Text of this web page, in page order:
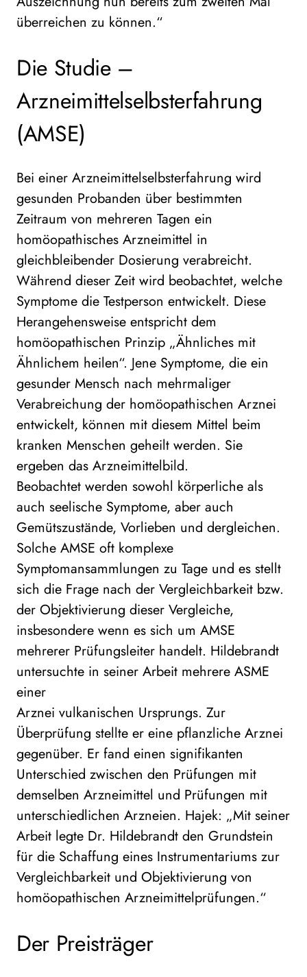
überreichen zu können.“
Die Studie –
Arzneimittelselbsterfahrung
(AMSE)
Bei einer Arzneimittelselbsterfahrung wird
gesunden Probanden über bestimmten
Zeitraum von mehreren Tagen ein
homöopathisches Arzneimittel in
gleichbleibender Dosierung verabreicht.
Während dieser Zeit wird beobachtet, welche
Symptome die Testperson entwickelt. Diese
Herangehensweise entspricht dem
homöopathischen Prinzip „Ähnliches mit
Ähnlichem heilen“. Jene Symptome, die ein
gesunder Mensch nach mehrmaliger
Verabreichung der homöopathischen Arznei
entwickelt, können mit diesem Mittel beim
kranken Menschen geheilt werden. Sie
ergeben das Arzneimittelbild.
Beobachtet werden sowohl körperliche als
auch seelische Symptome, aber auch
Gemütszustände, Vorlieben und dergleichen.
Solche AMSE oft komplexe
Symptomansammlungen zu Tage und es stellt
sich die Frage nach der Vergleichbarkeit bzw.
der Objektivierung dieser Vergleiche,
insbesondere wenn es sich um AMSE
mehrerer Prüfungsleiter handelt. Hildebrandt
untersuchte in seiner Arbeit mehrere ASME
einer
Arznei vulkanischen Ursprungs. Zur
Überprüfung stellte er eine pflanzliche Arznei
gegenüber. Er fand einen signifikanten
Unterschied zwischen den Prüfungen mit
demselben Arzneimittel und Prüfungen mit
unterschiedlichen Arzneien. Hajek: „Mit seiner
Arbeit legte Dr. Hildebrandt den Grundstein
für die Schaffung eines Instrumentariums zur
Vergleichbarkeit und Objektivierung von
homöopathischen Arzneimittelprüfungen.“
Der Preisträger